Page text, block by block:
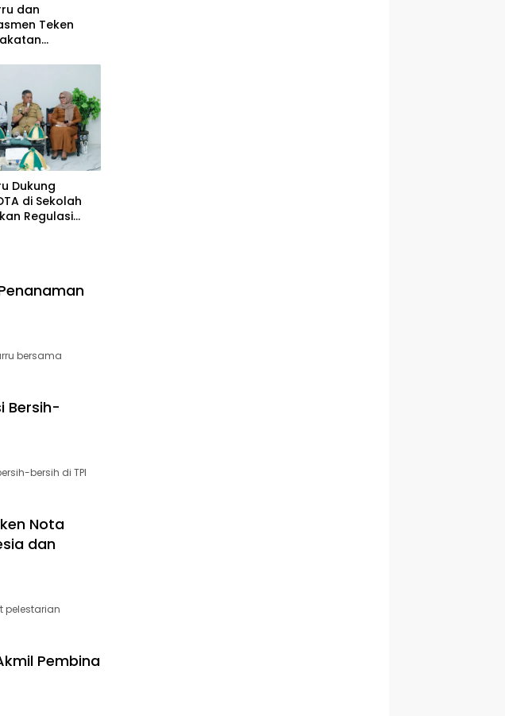
dan
Teken
Bahasa
Dukung
di Sekolah
Regulasi
bersama
Bersih-
bersih di TPI
Nota
dan
pelestarian
Pembina